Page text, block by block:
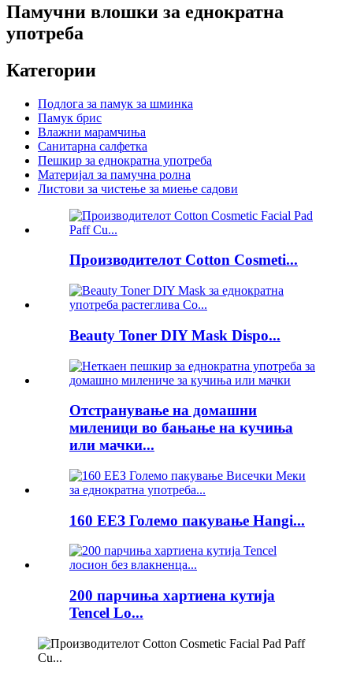
Памучни влошки за еднократна
употреба
Категории
Подлога за памук за шминка
Памук брис
Влажни марамчиња
Санитарна салфетка
Пешкир за еднократна употреба
Материјал за памучна ролна
Листови за чистење за миење садови
Производителот Cotton Cosmeti...
Beauty Toner DIY Mask Dispo...
Отстранување на домашни
миленици во бањање на кучиња
или мачки...
160 ЕЕЗ Големо пакување Hangi...
200 парчиња хартиена кутија
Tencel Lo...